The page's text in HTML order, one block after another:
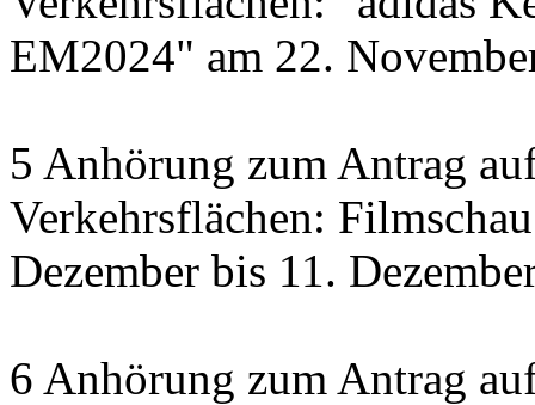
EM2024" am 22.
5 Anhörung zum Antrag
Verkehrsflächen:
Dezember bis 11.
6 Anhörung zum Antrag